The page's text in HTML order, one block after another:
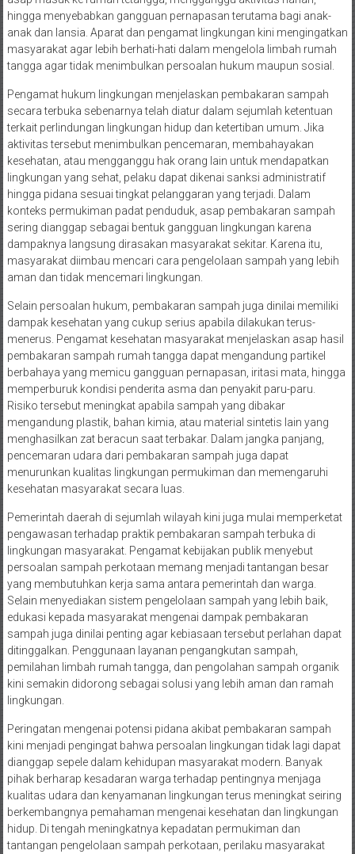
hingga menyebabkan gangguan pernapasan terutama bagi anak-
anak dan lansia. Aparat dan pengamat lingkungan kini mengingatkan
masyarakat agar lebih berhati-hati dalam mengelola limbah rumah
tangga agar tidak menimbulkan persoalan hukum maupun sosial.
Pengamat hukum lingkungan menjelaskan pembakaran sampah
secara terbuka sebenarnya telah diatur dalam sejumlah ketentuan
terkait perlindungan lingkungan hidup dan ketertiban umum. Jika
aktivitas tersebut menimbulkan pencemaran, membahayakan
kesehatan, atau mengganggu hak orang lain untuk mendapatkan
lingkungan yang sehat, pelaku dapat dikenai sanksi administratif
hingga pidana sesuai tingkat pelanggaran yang terjadi. Dalam
konteks permukiman padat penduduk, asap pembakaran sampah
sering dianggap sebagai bentuk gangguan lingkungan karena
dampaknya langsung dirasakan masyarakat sekitar. Karena itu,
masyarakat diimbau mencari cara pengelolaan sampah yang lebih
aman dan tidak mencemari lingkungan.
Selain persoalan hukum, pembakaran sampah juga dinilai memiliki
dampak kesehatan yang cukup serius apabila dilakukan terus-
menerus. Pengamat kesehatan masyarakat menjelaskan asap hasil
pembakaran sampah rumah tangga dapat mengandung partikel
berbahaya yang memicu gangguan pernapasan, iritasi mata, hingga
memperburuk kondisi penderita asma dan penyakit paru-paru.
Risiko tersebut meningkat apabila sampah yang dibakar
mengandung plastik, bahan kimia, atau material sintetis lain yang
menghasilkan zat beracun saat terbakar. Dalam jangka panjang,
pencemaran udara dari pembakaran sampah juga dapat
menurunkan kualitas lingkungan permukiman dan memengaruhi
kesehatan masyarakat secara luas.
Pemerintah daerah di sejumlah wilayah kini juga mulai memperketat
pengawasan terhadap praktik pembakaran sampah terbuka di
lingkungan masyarakat. Pengamat kebijakan publik menyebut
persoalan sampah perkotaan memang menjadi tantangan besar
yang membutuhkan kerja sama antara pemerintah dan warga.
Selain menyediakan sistem pengelolaan sampah yang lebih baik,
edukasi kepada masyarakat mengenai dampak pembakaran
sampah juga dinilai penting agar kebiasaan tersebut perlahan dapat
ditinggalkan. Penggunaan layanan pengangkutan sampah,
pemilahan limbah rumah tangga, dan pengolahan sampah organik
kini semakin didorong sebagai solusi yang lebih aman dan ramah
lingkungan.
Peringatan mengenai potensi pidana akibat pembakaran sampah
kini menjadi pengingat bahwa persoalan lingkungan tidak lagi dapat
dianggap sepele dalam kehidupan masyarakat modern. Banyak
pihak berharap kesadaran warga terhadap pentingnya menjaga
kualitas udara dan kenyamanan lingkungan terus meningkat seiring
berkembangnya pemahaman mengenai kesehatan dan lingkungan
hidup. Di tengah meningkatnya kepadatan permukiman dan
tantangan pengelolaan sampah perkotaan, perilaku masyarakat